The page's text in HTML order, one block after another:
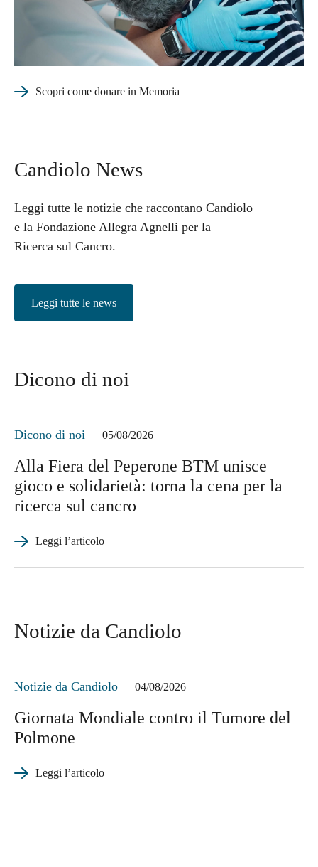
Scopri come donare in Memoria
Candiolo News
Leggi tutte le notizie che raccontano Candiolo
e la Fondazione Allegra Agnelli per la
Ricerca sul Cancro.
Leggi tutte le news
Dicono di noi
Dicono di noi 05/08/2026
Alla Fiera del Peperone BTM unisce
gioco e solidarietà: torna la cena per la
ricerca sul cancro
Leggi l’articolo
Notizie da Candiolo
Notizie da Candiolo 04/08/2026
Giornata Mondiale contro il Tumore del
Polmone
Leggi l’articolo